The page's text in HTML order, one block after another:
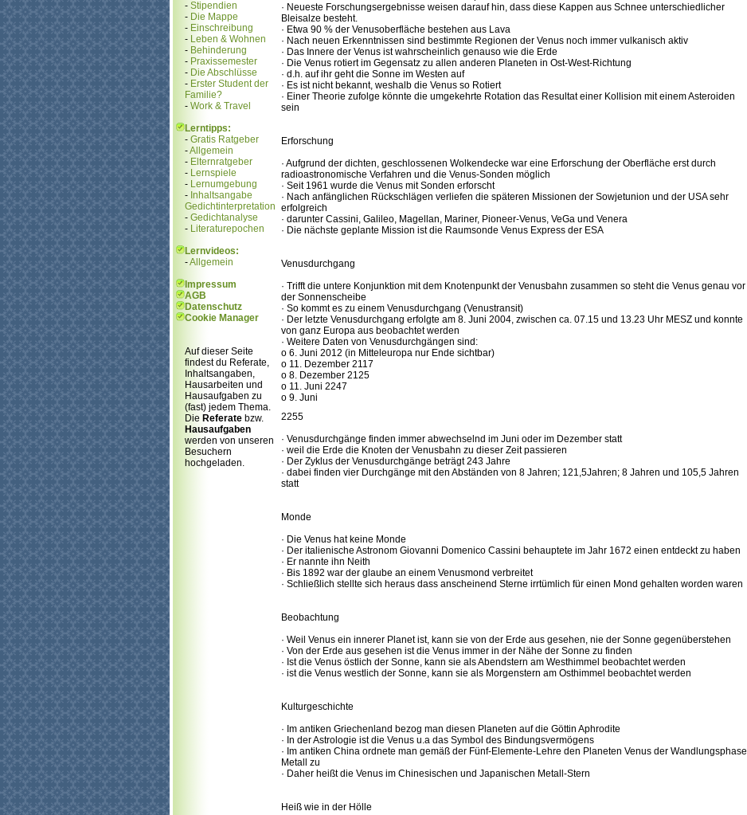
- Stipendien
- Die Mappe
- Einschreibung
- Leben & Wohnen
- Behinderung
- Praxissemester
- Die Abschlüsse
- Erster Student der
Familie?
- Work & Travel
Lerntipps:
- Gratis Ratgeber
-Allgemein
- Elternratgeber
- Lernspiele
- Lernumgebung
- Inhaltsangabe
Gedichtinterpretation
- Gedichtanalyse
- Literaturepochen
Lernvideos:
-Allgemein
Impressum
AGB
Datenschutz
Cookie Manager
Auf dieser Seite
findest du Referate,
Inhaltsangaben,
Hausarbeiten und
Hausaufgaben zu
(fast) jedem Thema.
Die Referate bzw.
Hausaufgaben
werden von unseren
Besuchern
hochgeladen.
· Neueste Forschungsergebnisse weisen darauf hin, dass diese Kappen aus Schnee unterschiedlicher
Bleisalze besteht.
· Etwa 90 % der Venusoberfläche bestehen aus Lava
· Nach neuen Erkenntnissen sind bestimmte Regionen der Venus noch immer vulkanisch aktiv
· Das Innere der Venus ist wahrscheinlich genauso wie die Erde
· Die Venus rotiert im Gegensatz zu allen anderen Planeten in Ost-West-Richtung
· d.h. auf ihr geht die Sonne im Westen auf
· Es ist nicht bekannt, weshalb die Venus so Rotiert
· Einer Theorie zufolge könnte die umgekehrte Rotation das Resultat einer Kollision mit einem Asteroiden
sein
Erforschung
· Aufgrund der dichten, geschlossenen Wolkendecke war eine Erforschung der Oberfläche erst durch
radioastronomische Verfahren und die Venus-Sonden möglich
· Seit 1961 wurde die Venus mit Sonden erforscht
· Nach anfänglichen Rückschlägen verliefen die späteren Missionen der Sowjetunion und der USA sehr
erfolgreich
· darunter Cassini, Galileo, Magellan, Mariner, Pioneer-Venus, VeGa und Venera
· Die nächste geplante Mission ist die Raumsonde Venus Express der ESA
Venusdurchgang
· Trifft die untere Konjunktion mit dem Knotenpunkt der Venusbahn zusammen so steht die Venus genau vor
der Sonnenscheibe
· So kommt es zu einem Venusdurchgang (Venustransit)
· Der letzte Venusdurchgang erfolgte am 8. Juni 2004, zwischen ca. 07.15 und 13.23 Uhr MESZ und konnte
von ganz Europa aus beobachtet werden
· Weitere Daten von Venusdurchgängen sind:
o 6. Juni 2012 (in Mitteleuropa nur Ende sichtbar)
o 11. Dezember 2117
o 8. Dezember 2125
o 11. Juni 2247
o 9. Juni
2255
· Venusdurchgänge finden immer abwechselnd im Juni oder im Dezember statt
· weil die Erde die Knoten der Venusbahn zu dieser Zeit passieren
· Der Zyklus der Venusdurchgänge beträgt 243 Jahre
· dabei finden vier Durchgänge mit den Abständen von 8 Jahren; 121,5Jahren; 8 Jahren und 105,5 Jahren
statt
Monde
· Die Venus hat keine Monde
· Der italienische Astronom Giovanni Domenico Cassini behauptete im Jahr 1672 einen entdeckt zu haben
· Er nannte ihn Neith
· Bis 1892 war der glaube an einem Venusmond verbreitet
· Schließlich stellte sich heraus dass anscheinend Sterne irrtümlich für einen Mond gehalten worden waren
Beobachtung
· Weil Venus ein innerer Planet ist, kann sie von der Erde aus gesehen, nie der Sonne gegenüberstehen
· Von der Erde aus gesehen ist die Venus immer in der Nähe der Sonne zu finden
· Ist die Venus östlich der Sonne, kann sie als Abendstern am Westhimmel beobachtet werden
· ist die Venus westlich der Sonne, kann sie als Morgenstern am Osthimmel beobachtet werden
Kulturgeschichte
· Im antiken Griechenland bezog man diesen Planeten auf die Göttin Aphrodite
· In der Astrologie ist die Venus u.a das Symbol des Bindungsvermögens
· Im antiken China ordnete man gemäß der Fünf-Elemente-Lehre den Planeten Venus der Wandlungsphase
Metall zu
· Daher heißt die Venus im Chinesischen und Japanischen Metall-Stern
Heiß wie in der Hölle